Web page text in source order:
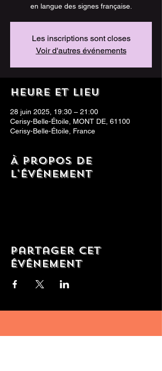
en langue des signes française.
Les inscriptions sont closes
Voir d'autres événements
Heure et lieu
28 juin 2025, 19:30 – 21:00
Cerisy-Belle-Étoile, MONT DE, 61100
Cerisy-Belle-Étoile, France
À propos de
l'événement
Partager cet
événement